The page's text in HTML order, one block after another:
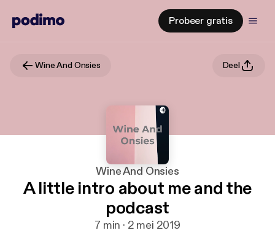
Probeer gratis
Wine And Onsies Deel
Wine And Onsies
A little intro about me and the
podcast
7 min · 2 mei 2019